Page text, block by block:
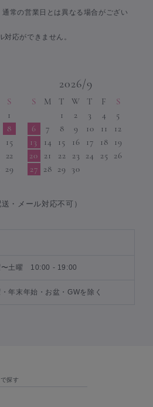
常の営業日とは異なる場合がござい
応ができません。
S
1
8
15
22
29
2026/9
S M T W T F
S
1
2 3 4
5
6
7 8 9 10 11
12
13
14 15 16 17 18
19
20
21 22 23 24 25
26
27
28 29 30
・メール対応不可）
〜土曜 10:00 - 19:00
・年末年始・お盆・GWを除く
探す